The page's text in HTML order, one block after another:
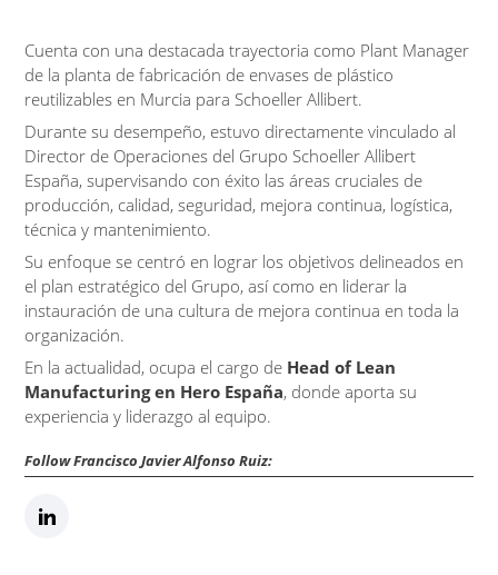
Cuenta con una destacada trayectoria como Plant Manager
de la planta de fabricación de envases de plástico
reutilizables en Murcia para Schoeller Allibert.
Durante su desempeño, estuvo directamente vinculado al
Director de Operaciones del Grupo Schoeller Allibert
España, supervisando con éxito las áreas cruciales de
producción, calidad, seguridad, mejora continua, logística,
técnica y mantenimiento.
Su enfoque se centró en lograr los objetivos delineados en
el plan estratégico del Grupo, así como en liderar la
instauración de una cultura de mejora continua en toda la
organización.
En la actualidad, ocupa el cargo de Head of Lean
Manufacturing en Hero España, donde aporta su
experiencia y liderazgo al equipo.
Follow Francisco Javier Alfonso Ruiz: